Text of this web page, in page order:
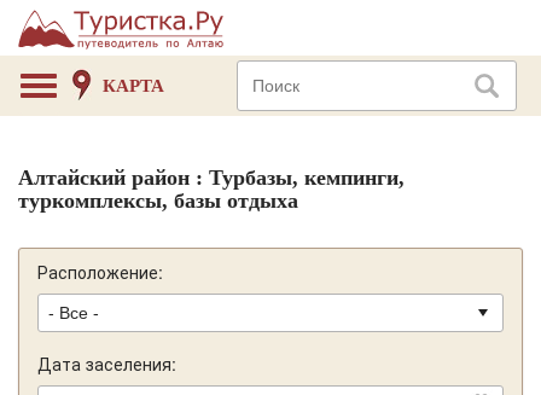
КАРТА
Алтайский район : Турбазы, кемпинги,
туркомплексы, базы отдыха
Расположение:
Дата заселения: